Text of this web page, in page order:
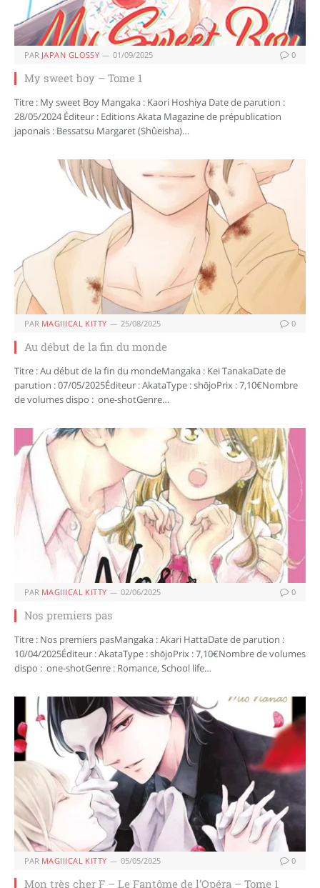
PAR JAPAN GLOSSY 01/09/2025 0
My sweet boy – Tome 1
Titre : My sweet Boy Mangaka : Kaori Hoshiya Date de parution :
28/05/2024 Éditeur : Editions Akata Magazine de prépublication
japonais : Bessatsu Margaret (Shûeisha)…
PAR MAGIIICAL KITTY 25/08/2025 0
Au début de la fin du monde
Titre : Au début de la fin du mondeMangaka : Kei TanakaDate de
parution : 07/05/2025Éditeur : AkataType : shōjoPrix : 7,10€Nombre
de volumes dispo : one-shotGenre…
PAR MAGIIICAL KITTY 02/06/2025 0
Nos premiers pas
Titre : Nos premiers pasMangaka : Akari HattaDate de parution :
10/04/2025Éditeur : AkataType : shōjoPrix : 7,10€Nombre de volumes
dispo : one-shotGenre : Romance, School life…
PAR MAGIIICAL KITTY 05/05/2025 0
Mon très cher F – Le Fantôme de l’Opéra – Tome 1